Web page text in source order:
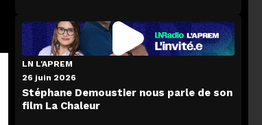
LN L'APREM
26 juin 2026
Stéphane Demoustier nous parle de son
film La Chaleur